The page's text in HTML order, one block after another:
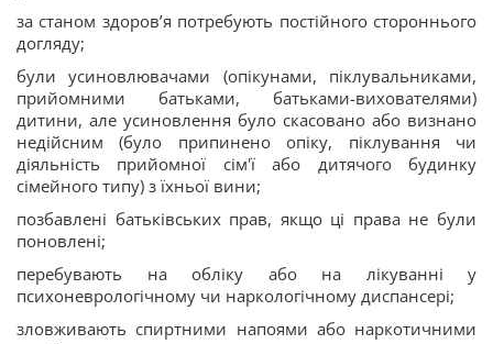
за станом здоров’я потребують постійного стороннього
догляду;
були усиновлювачами (опікунами, піклувальниками,
прийомними батьками, батьками-вихователями)
дитини, але усиновлення було скасовано або визнано
недійсним (було припинено опіку, піклування чи
діяльність прийомної сім'ї або дитячого будинку
сімейного типу) з їхньої вини;
позбавлені батьківських прав, якщо ці права не були
поновлені;
перебувають на обліку або на лікуванні у
психоневрологічному чи наркологічному диспансері;
зловживають спиртними напоями або наркотичними